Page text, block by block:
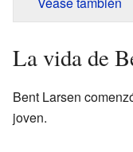
La vida de
Bent Larsen
joven.